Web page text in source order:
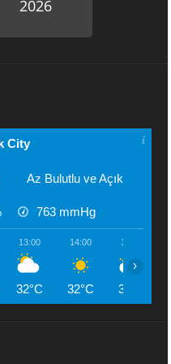
City
Az Bulutlu ve Açık
763 mmHg
13:00
32°C
14:00
32°C
15:00
33°C
›